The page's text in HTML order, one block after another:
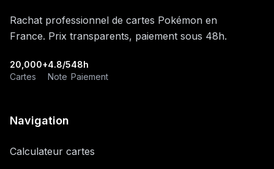
Rachat professionnel de cartes Pokémon en
France. Prix transparents, paiement sous 48h.
20,000+
Cartes
4.8/5
Note
48h
Paiement
Navigation
Calculateur cartes